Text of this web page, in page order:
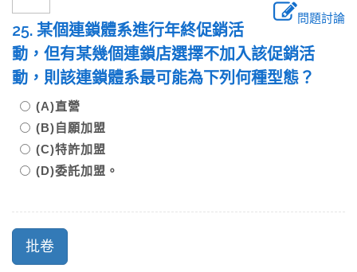
問題討論
25. 某個連鎖體系進行年終促銷活
動，但有某幾個連鎖店選擇不加入該促銷活
動，則該連鎖體系最可能為下列何種型態？
(A)直營
(B)自願加盟
(C)特許加盟
(D)委託加盟。